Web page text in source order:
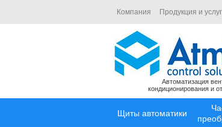
Компания Продукция и
Автоматизация
кондиционирования и
Щиты автоматики